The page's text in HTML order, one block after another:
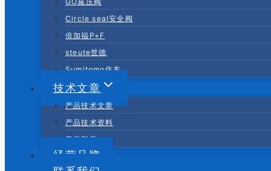
Circle seal安全阀
倍加福P+F
steute世德
Sumitomo住友
技术文章
产品技术文章
产品技术资料
产品型号
经营品牌